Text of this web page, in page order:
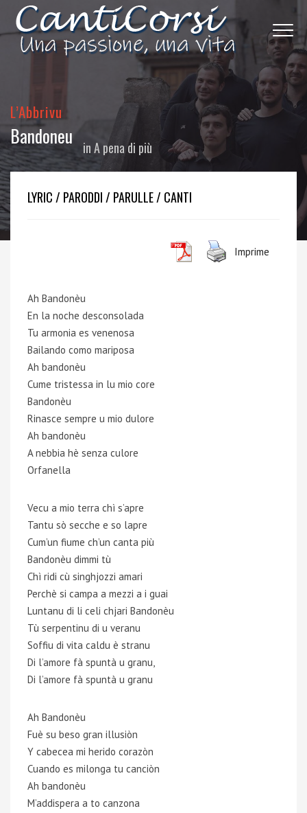
L’Abbrivu
Bandoneu inA pena di più
LYRIC / PARODDI / PARULLE / CANTI
Imprime
Ah Bandonèu
En la noche desconsolada
Tu armonia es venenosa
Bailando como mariposa
Ah bandonèu
Cume tristessa in lu mio core
Bandonèu
Rinasce sempre u mio dulore
Ah bandonèu
A nebbia hè senza culore
Orfanella
Vecu a mio terra chì s’apre
Tantu sò secche e so lapre
Cum’un fiume ch’un canta più
Bandonèu dimmi tù
Chì ridi cù singhjozzi amari
Perchè si campa a mezzi a i guai
Luntanu di li celi chjari Bandonèu
Tù serpentinu di u veranu
Soffiu di vita caldu è stranu
Di l’amore fà spuntà u granu,
Di l’amore fà spuntà u granu
Ah Bandonèu
Fuè su beso gran illusiòn
Y cabecea mi herido corazòn
Cuando es milonga tu canciòn
Ah bandonèu
M’addispera a to canzona